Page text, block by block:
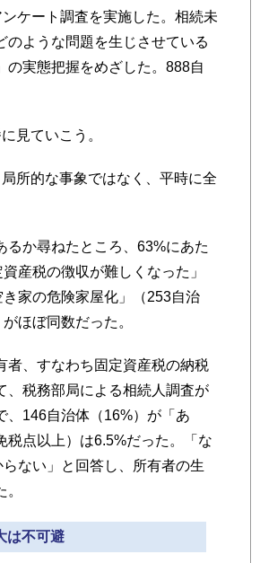
ケート調査を実施した。相続未
ような問題を生じさせている
の実態把握をめざした。888自
見ていこう。
所的な事象ではなく、平時に全
か尋ねたところ、63%にあた
産税の徴収が難しくなった」
家の危険家屋化」（253自治
ほぼ同数だった。
、すなわち固定資産税の納税
、税務部局による相続人調査が
、146自治体（16%）が「あ
税点以上）は6.5%だった。「な
ない」と回答し、所有者の生
は不可避